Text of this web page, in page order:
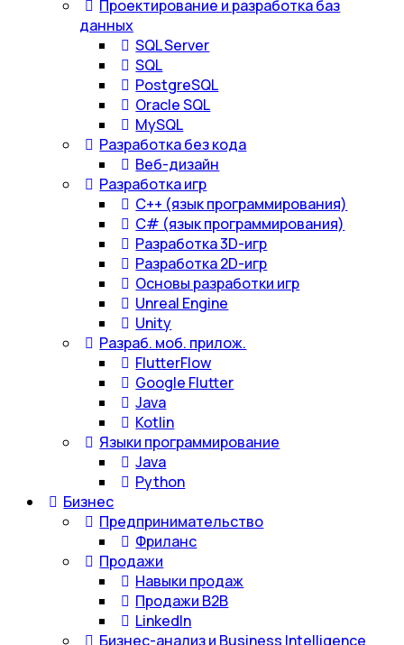
Проектирование и разработка баз
данных
SQL Server
SQL
PostgreSQL
Oracle SQL
MySQL
Разработка без кода
Веб-дизайн
Разработка игр
С++ (язык программирования)
С# (язык программирования)
Разработка 3D-игр
Разработка 2D-игр
Основы разработки игр
Unreal Engine
Unity
Разраб. моб. прилож.
FlutterFlow
Google Flutter
Java
Kotlin
Языки программирование
Java
Python
Бизнес
Предпринимательство
Фриланс
Продажи
Навыки продаж
Продажи B2B
LinkedIn
Бизнес-анализ и Business Intelligence